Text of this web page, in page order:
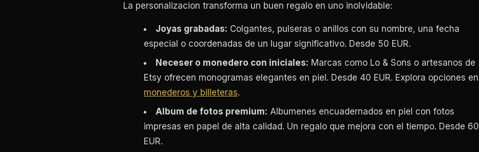
La personalizacion transforma un buen regalo en uno inolvidable:
Joyas grabadas: Colgantes, pulseras o anillos con su nombre, una fecha
especial o coordenadas de un lugar significativo. Desde 50 EUR.
Neceser o monedero con iniciales: Marcas como Lo & Sons o artesanos de
Etsy ofrecen monogramas elegantes en piel. Desde 40 EUR. Explora opciones en
monederos y billeteras.
Album de fotos premium: Albumenes encuadernados en piel con fotos
impresas en papel de alta calidad. Un regalo que mejora con el tiempo. Desde 60
EUR.